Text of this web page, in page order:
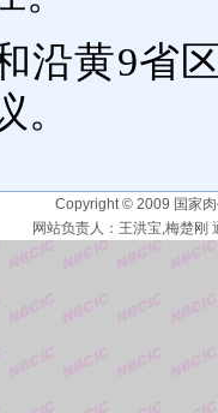
沿黄9省
。
Copyright © 2009 国家
网站负责人：王洪宝,梅楚刚